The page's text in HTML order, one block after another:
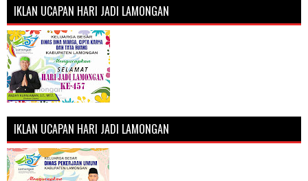
IKLAN UCAPAN HARI JADI LAMONGAN
IKLAN UCAPAN HARI JADI LAMONGAN